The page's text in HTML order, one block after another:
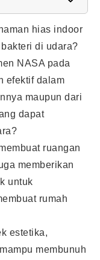
hias indoor
di udara?
NASA pada
efektif dalam
maupun dari
dapat
ruangan
memberikan
untuk
rumah
estetika,
membunuh